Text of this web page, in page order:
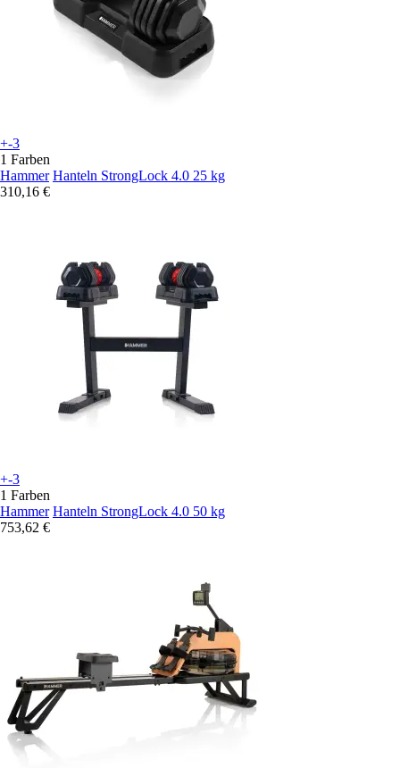
+-3
1 Farben
Hammer Hanteln StrongLock 4.0 25 kg
310,16 €
+-3
1 Farben
Hammer Hanteln StrongLock 4.0 50 kg
753,62 €